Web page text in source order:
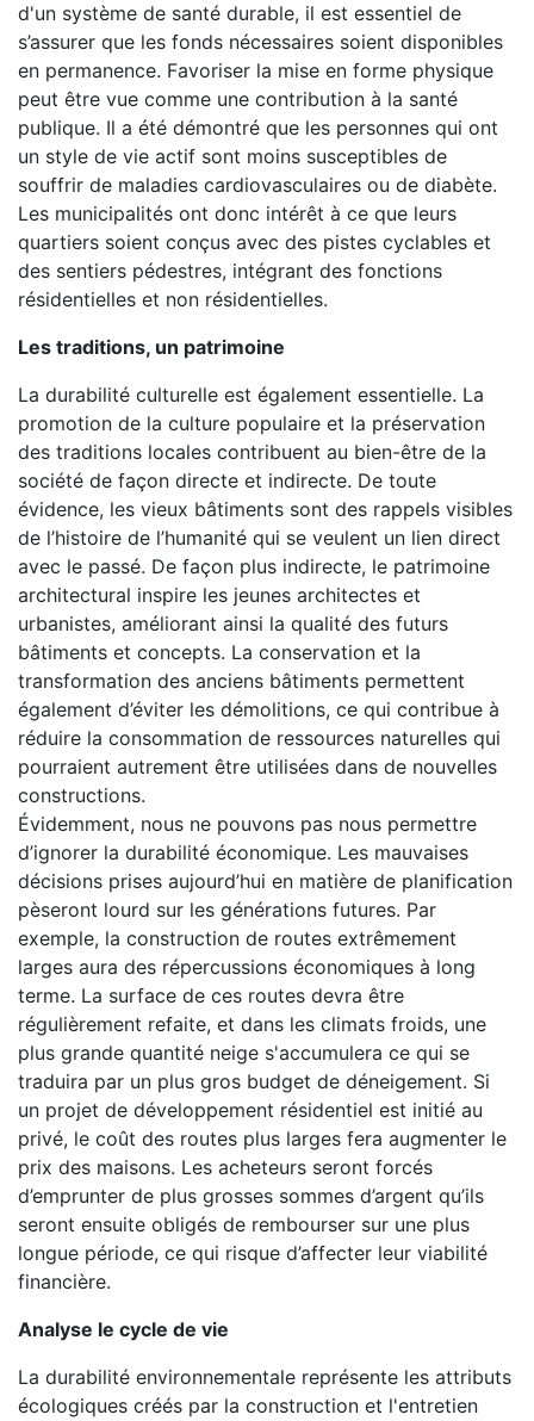
d'un système de santé durable, il est essentiel de
s’assurer que les fonds nécessaires soient disponibles
en permanence. Favoriser la mise en forme physique
peut être vue comme une contribution à la santé
publique. Il a été démontré que les personnes qui ont
un style de vie actif sont moins susceptibles de
souffrir de maladies cardiovasculaires ou de diabète.
Les municipalités ont donc intérêt à ce que leurs
quartiers soient conçus avec des pistes cyclables et
des sentiers pédestres, intégrant des fonctions
résidentielles et non résidentielles.
Les traditions, un patrimoine
La durabilité culturelle est également essentielle. La
promotion de la culture populaire et la préservation
des traditions locales contribuent au bien-être de la
société de façon directe et indirecte. De toute
évidence, les vieux bâtiments sont des rappels visibles
de l’histoire de l’humanité qui se veulent un lien direct
avec le passé. De façon plus indirecte, le patrimoine
architectural inspire les jeunes architectes et
urbanistes, améliorant ainsi la qualité des futurs
bâtiments et concepts. La conservation et la
transformation des anciens bâtiments permettent
également d’éviter les démolitions, ce qui contribue à
réduire la consommation de ressources naturelles qui
pourraient autrement être utilisées dans de nouvelles
constructions.
Évidemment, nous ne pouvons pas nous permettre
d’ignorer la durabilité économique. Les mauvaises
décisions prises aujourd’hui en matière de planification
pèseront lourd sur les générations futures. Par
exemple, la construction de routes extrêmement
larges aura des répercussions économiques à long
terme. La surface de ces routes devra être
régulièrement refaite, et dans les climats froids, une
plus grande quantité neige s'accumulera ce qui se
traduira par un plus gros budget de déneigement. Si
un projet de développement résidentiel est initié au
privé, le coût des routes plus larges fera augmenter le
prix des maisons. Les acheteurs seront forcés
d’emprunter de plus grosses sommes d’argent qu’ils
seront ensuite obligés de rembourser sur une plus
longue période, ce qui risque d’affecter leur viabilité
financière.
Analyse le cycle de vie
La durabilité environnementale représente les attributs
écologiques créés par la construction et l'entretien